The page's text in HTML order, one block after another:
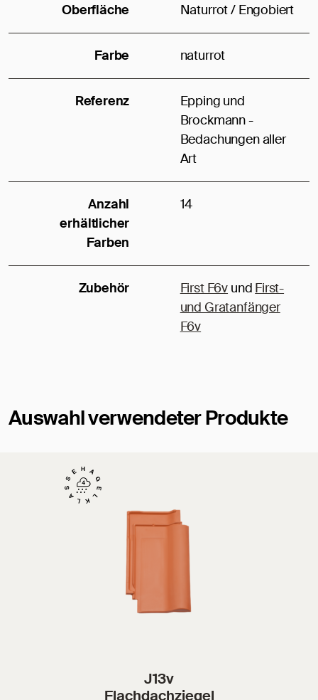
Oberfläche Naturrot / Engobiert
Farbe naturrot
Referenz
Epping und
Brockmann -
Bedachungen aller
Art
Anzahl
erhältlicher
Farben
14
Zubehör First F6v und First-
und Gratanfänger
F6v
Auswahl verwendeter Produkte
J13v
Flachdachziegel